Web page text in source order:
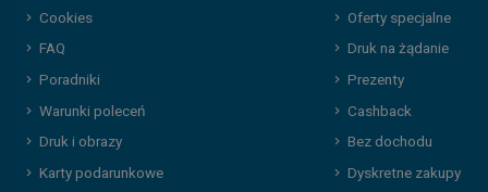
Cookies
FAQ
Poradniki
Warunki poleceń
Druk i obrazy
Karty podarunkowe
Oferty specjalne
Druk na żądanie
Prezenty
Cashback
Bez dochodu
Dyskretne zakupy